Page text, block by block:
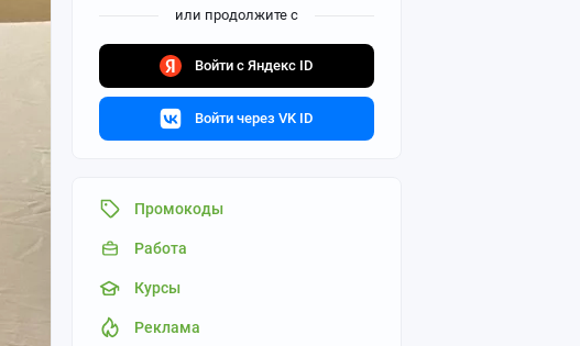
или продолжите с
Войти с Яндекс ID
Войти через VK ID
Промокоды
Работа
Курсы
Реклама